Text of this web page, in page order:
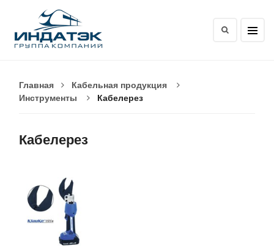
Главная
Кабельная продукция
Инструменты
Кабелерез
Кабелерез